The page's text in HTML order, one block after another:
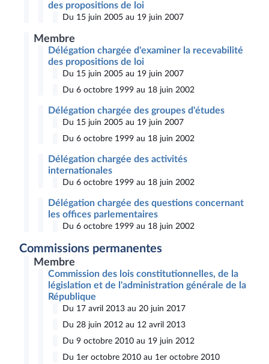
des propositions de loi
Du 15 juin 2005 au 19 juin 2007
Membre
Délégation chargée d'examiner la recevabilité
des propositions de loi
Du 15 juin 2005 au 19 juin 2007
Du 6 octobre 1999 au 18 juin 2002
Délégation chargée des groupes d'études
Du 15 juin 2005 au 19 juin 2007
Du 6 octobre 1999 au 18 juin 2002
Délégation chargée des activités
internationales
Du 6 octobre 1999 au 18 juin 2002
Délégation chargée des questions concernant
les offices parlementaires
Du 6 octobre 1999 au 18 juin 2002
Commissions permanentes
Membre
Commission des lois constitutionnelles, de la
législation et de l'administration générale de la
République
Du 17 avril 2013 au 20 juin 2017
Du 28 juin 2012 au 12 avril 2013
Du 9 octobre 2010 au 19 juin 2012
Du 1er octobre 2010 au 1er octobre 2010